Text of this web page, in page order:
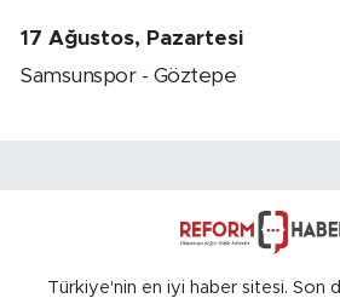
17 Ağustos, Pazartesi
Samsunspor - Göztepe
Türkiye'nin en iyi haber sitesi. Son